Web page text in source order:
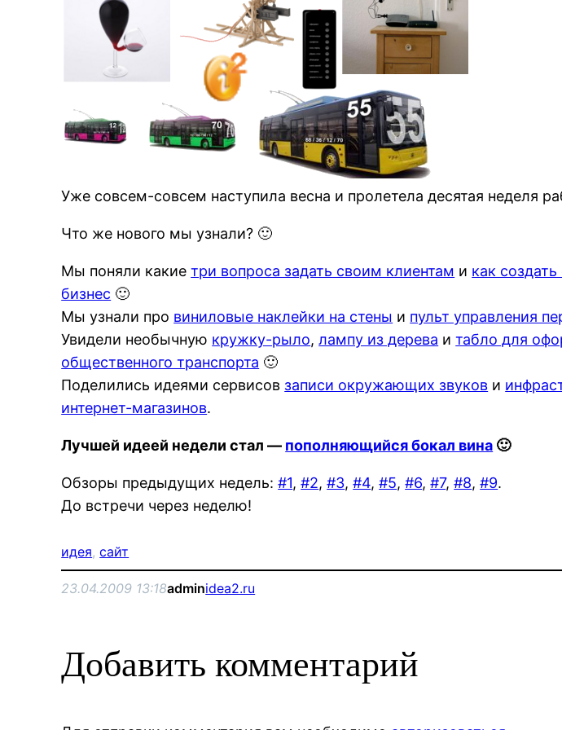
Уже совсем-совсем наступила весна и пролетела десятая неделя
Что же нового мы узнали? 🙂
Мы поняли какиетри вопроса задать своим клиентам и как
бизнес 🙂
Мы узнали про виниловые наклейки на стены и пульт управления
Увидели необычную кружку-рыло,лампу из дерева итабло для
общественного транспорта 🙂
Поделились идеями сервисов записи окружающих звуков и
интернет-магазинов.
Лучшей идеей недели стал — пополняющийся бокал вина 🙂
Обзоры предыдущих недель:#1,#2,#3,#4,#5,#6,#7,#8,#9.
До встречи через неделю!
идея, сайт
23.04.2009 13:18adminidea2.ru
Добавить комментарий